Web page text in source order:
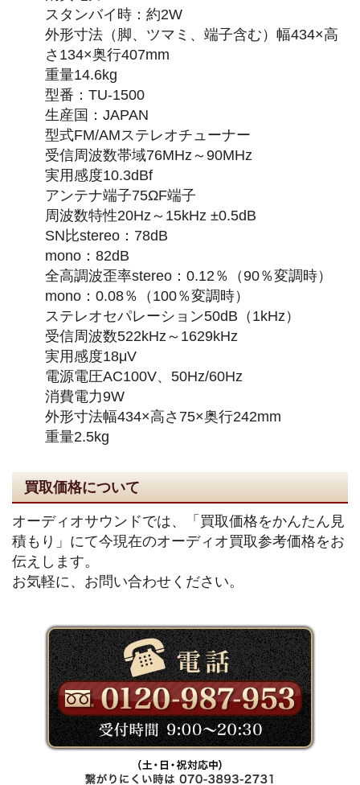
スタンバイ時：約2W
外形寸法（脚、ツマミ、端子含む）幅434×高
さ134×奥行407mm
重量14.6kg
型番：TU-1500
生産国：JAPAN
型式FM/AMステレオチューナー
受信周波数帯域76MHz～90MHz
実用感度10.3dBf
アンテナ端子75ΩF端子
周波数特性20Hz～15kHz ±0.5dB
SN比stereo：78dB
mono：82dB
全高調波歪率stereo：0.12％（90％変調時）
mono：0.08％（100％変調時）
ステレオセパレーション50dB（1kHz）
受信周波数522kHz～1629kHz
実用感度18μV
電源電圧AC100V、50Hz/60Hz
消費電力9W
外形寸法幅434×高さ75×奥行242mm
重量2.5kg
買取価格について
オーディオサウンドでは、「買取価格をかんたん見
積もり」にて今現在のオーディオ買取参考価格をお
伝えします。
お気軽に、お問い合わせください。